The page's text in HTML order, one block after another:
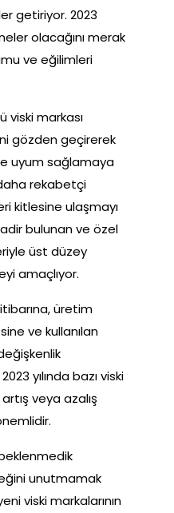
getiriyor. 2023
olacağını merak
ve eğilimleri
viski markası
gözden geçirerek
uyum sağlamaya
daha rekabetçi
kitlesine ulaşmayı
bulunan ve özel
üst düzey
amaçlıyor.
üretim
ve kullanılan
yılında bazı viski
veya azalış
unutmamak
viski markalarının